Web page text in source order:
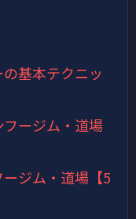
の基本テクニッ
ージム・道場
ジム・道場【5